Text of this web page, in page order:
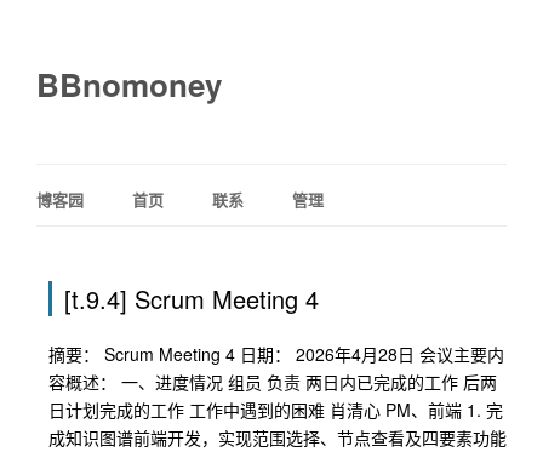
BBnomoney
博客园 首页 联系 管理
[t.9.4] Scrum Meeting 4
摘要： Scrum Meeting 4 日期： 2026年4月28日 会议主要内
容概述： 一、进度情况 组员 负责 两日内已完成的工作 后两
日计划完成的工作 工作中遇到的困难 肖清心 PM、前端 1. 完
成知识图谱前端开发，实现范围选择、节点查看及四要素功能